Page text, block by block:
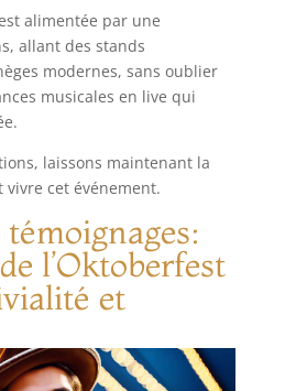
alimentée par une
allant des stands
modernes, sans oublier
musicales en live qui
laissons maintenant la
cet événement.
l’Oktoberfest
et